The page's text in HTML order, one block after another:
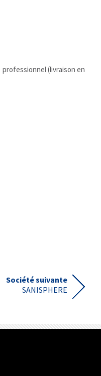
(livraison en
Société suivante
SANISPHERE